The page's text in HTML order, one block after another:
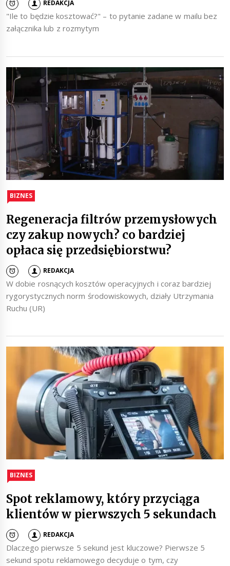
REDAKCJA
"Ile to będzie kosztować?" – to pytanie zadane w mailu bez
załącznika lub z rozmytym
BIZNES
Regeneracja filtrów przemysłowych
czy zakup nowych? co bardziej
opłaca się przedsiębiorstwu?
REDAKCJA
W dobie rosnących kosztów operacyjnych i coraz bardziej
rygorystycznych norm środowiskowych, działy Utrzymania
Ruchu (UR)
BIZNES
Spot reklamowy, który przyciąga
klientów w pierwszych 5 sekundach
REDAKCJA
Dlaczego pierwsze 5 sekund jest kluczowe? Pierwsze 5
sekund spotu reklamowego decyduje o tym, czy